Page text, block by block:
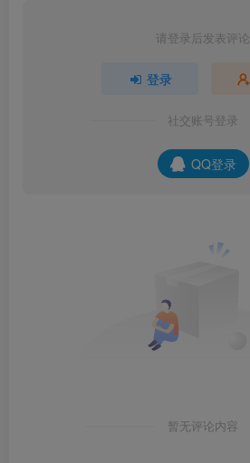
请登录后发表评论
登录
社交账号登录
QQ登录
暂无评论内容